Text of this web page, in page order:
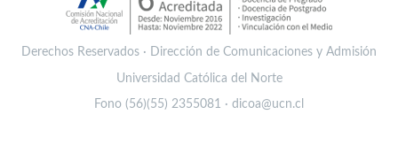
Derechos Reservados · Dirección de Comunicaciones y Admisión
Universidad Católica del Norte
Fono (56)(55) 2355081 · dicoa@ucn.cl